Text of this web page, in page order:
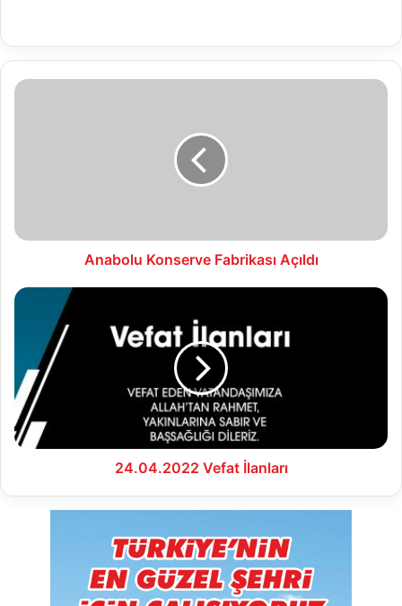
Anabolu
Anabolu Konserve Fabrikası Açıldı
24.04.2022
24.04.2022 Vefat İlanları